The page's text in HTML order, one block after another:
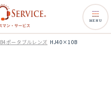
MENU
B4ポータブルレンズ HJ40×10B